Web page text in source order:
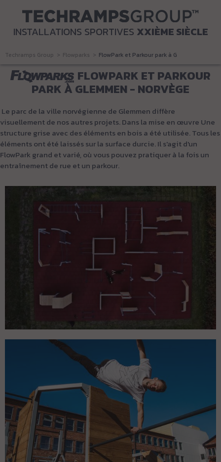
INSTALLATIONS SPORTIVES XXIÈME SIÈCLE
Techramps Group Flowparks FlowPark et Parkour park à Glemmen -
FLOWPARK ET PARKOUR
PARK À GLEMMEN - NORVÈGE
Le parc de la ville norvégienne de Glemmen diffère
visuellement de nos autres projets. Dans la mise en œuvre Une
structure grise avec des éléments en bois a été utilisée. Tous les
éléments ont été laissés sur la surface durcie. Il s'agit d'un
FlowPark grand et varié, où vous pouvez pratiquer à la fois un
entraînement de rue et un parkour.